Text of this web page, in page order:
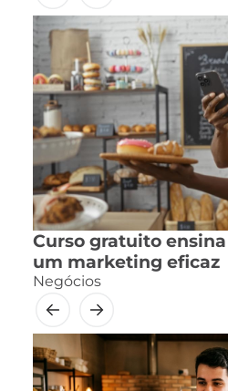
Curso gratuito
um marketing eficaz
Negócios